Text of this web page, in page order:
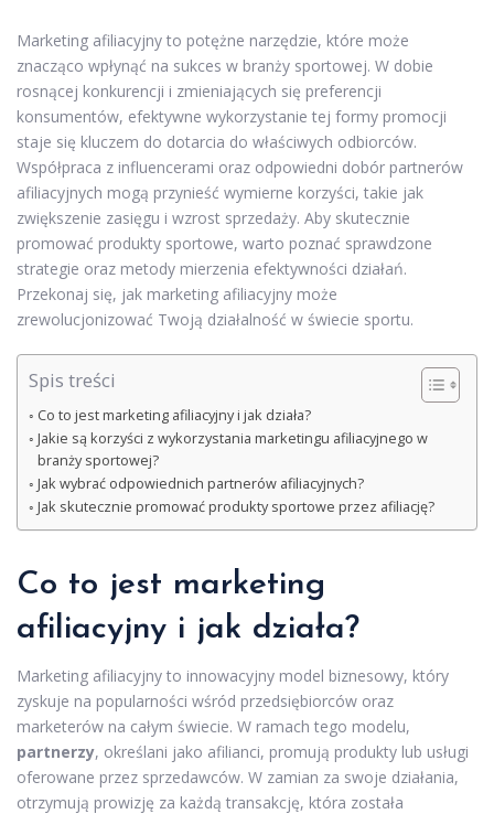
Marketing afiliacyjny to potężne narzędzie, które może
znacząco wpłynąć na sukces w branży sportowej. W dobie
rosnącej konkurencji i zmieniających się preferencji
konsumentów, efektywne wykorzystanie tej formy promocji
staje się kluczem do dotarcia do właściwych odbiorców.
Współpraca z influencerami oraz odpowiedni dobór partnerów
afiliacyjnych mogą przynieść wymierne korzyści, takie jak
zwiększenie zasięgu i wzrost sprzedaży. Aby skutecznie
promować produkty sportowe, warto poznać sprawdzone
strategie oraz metody mierzenia efektywności działań.
Przekonaj się, jak marketing afiliacyjny może
zrewolucjonizować Twoją działalność w świecie sportu.
Spis treści
Co to jest marketing afiliacyjny i jak działa?
Jakie są korzyści z wykorzystania marketingu afiliacyjnego w
branży sportowej?
Jak wybrać odpowiednich partnerów afiliacyjnych?
Jak skutecznie promować produkty sportowe przez afiliację?
Co to jest marketing
afiliacyjny i jak działa?
Marketing afiliacyjny to innowacyjny model biznesowy, który
zyskuje na popularności wśród przedsiębiorców oraz
marketerów na całym świecie. W ramach tego modelu,
partnerzy, określani jako afilianci, promują produkty lub usługi
oferowane przez sprzedawców. W zamian za swoje działania,
otrzymują prowizję za każdą transakcję, która została